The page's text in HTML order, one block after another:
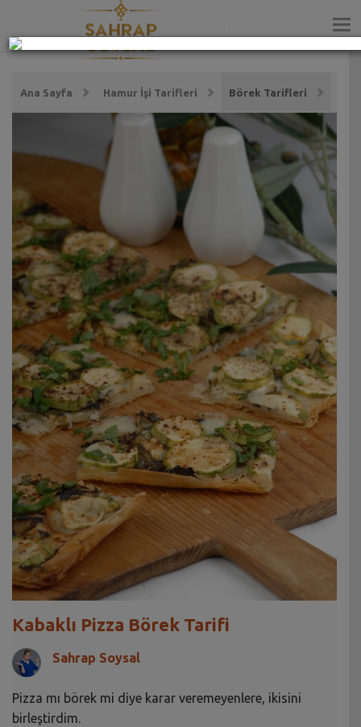
Ana Sayfa Hamur İşi Tarifleri Börek Tarifleri
Kabaklı Pizza Börek Tarifi
Sahrap Soysal
Pizza mı börek mi diye karar veremeyenlere, ikisini
birleştirdim.